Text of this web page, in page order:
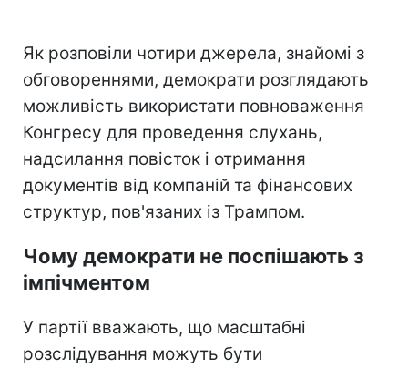
Як розповіли чотири джерела, знайомі з
обговореннями, демократи розглядають
можливість використати повноваження
Конгресу для проведення слухань,
надсилання повісток і отримання
документів від компаній та фінансових
структур, пов'язаних із Трампом.
Чому демократи не поспішають з
імпічментом
У партії вважають, що масштабні
розслідування можуть бути